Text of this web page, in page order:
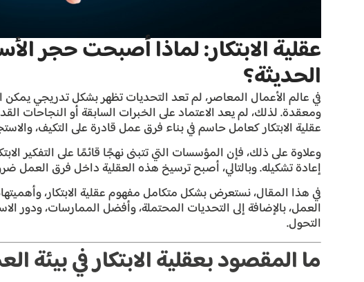
عقلية الابتكار: لماذا أصبحت حجر
الحديثة؟
في عالم الأعمال المعاصر، لم تعد التحديات تظهر بشكل تدريجي يمكن
ومعقدة. لذلك، لم يعد الاعتماد على الخبرات السابقة أو النجاحات
عقلية الابتكار كعامل حاسم في بناء فرق عمل قادرة على التكيف،
وعلاوة على ذلك، فإن المؤسسات التي تتبنى نهجًا قائمًا على التفكير
إعادة تشكيله. وبالتالي، أصبح ترسيخ هذه العقلية داخل فرق العمل
في هذا المقال، نستعرض بشكل متكامل مفهوم عقلية الابتكار،
التحول.
ما المقصود بعقلية الابتكار في بيئة